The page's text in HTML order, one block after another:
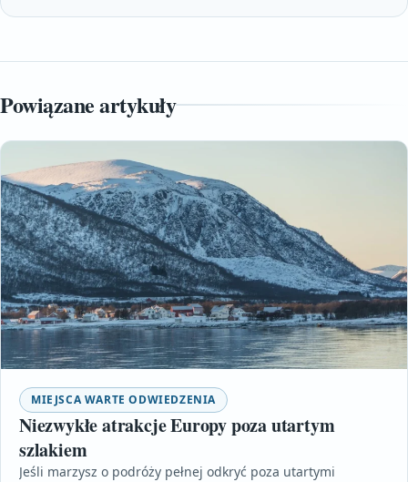
Powiązane artykuły
MIEJSCA WARTE ODWIEDZENIA
Niezwykłe atrakcje Europy poza utartym
szlakiem
Jeśli marzysz o podróży pełnej odkryć poza utartymi